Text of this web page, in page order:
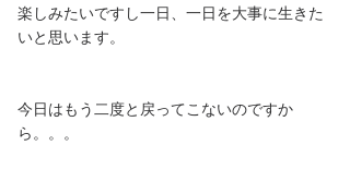
楽しみたいですし一日、一日を大事に生きた
いと思います。
今日はもう二度と戻ってこないのですか
ら。。。